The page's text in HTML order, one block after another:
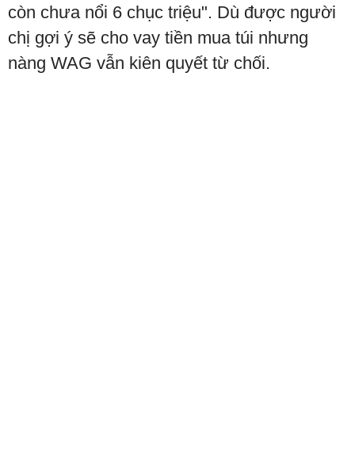
còn chưa nổi 6 chục triệu". Dù được người
chị gợi ý sẽ cho vay tiền mua túi nhưng
nàng WAG vẫn kiên quyết từ chối.